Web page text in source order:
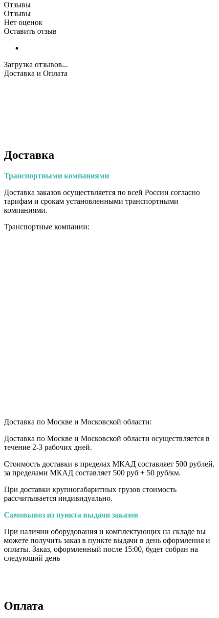
Отзывы
Отзывы
Нет оценок
Оставить отзыв
Загрузка отзывов...
Доставка и Оплата
Доставка
Транспортными компаниями
Доставка заказов осуществляется по всей России согласно
тарифам и срокам установленными транспортными
компаниями.
Транспортные компании:
Доставка по Москве и Московской области:
Доставка по Москве и Московской области осуществляется в
течение 2-3 рабочих дней.
Стоимость доставки в пределах МКАД составляет 500 рублей,
за пределами МКАД составляет 500 руб + 50 руб/км.
При доставки крупногабаритных грузов стоимость
рассчитывается индивидуально.
Самовывоз из пункта выдачи заказов
При наличии оборудования и комплектующих на складе вы
можете получить заказ в пункте выдачи в день оформления и
оплаты. Заказ, оформленный после 15:00, будет собран на
следующий день
Оплата